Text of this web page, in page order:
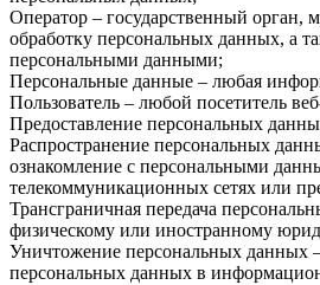
Оператор – государственный
обработку персональных данных, а
персональными данными;
Персональные данные – любая
Пользователь – любой посетитель
Предоставление персональных
Распространение персональных
ознакомление с персональными
телекоммуникационных сетях или
Трансграничная передача
физическому или иностранному
Уничтожение персональных данных
персональных данных в